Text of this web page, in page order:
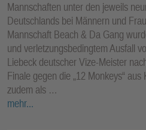
Mannschaften unter den jeweils
Deutschlands bei Männern und
Mannschaft Beach & Da Gang
und verletzungsbedingtem Ausfall
Liebeck deutscher Vize-Meister
Finale gegen die „12 Monkeys“
zudem als …
mehr...